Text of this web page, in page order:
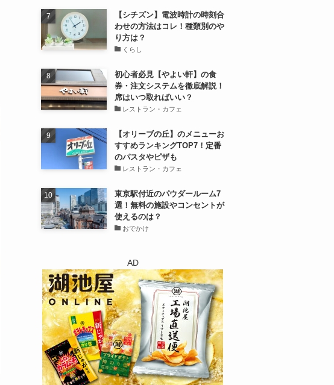
【シチズン】電波時計の時刻合
わせの方法はコレ！種類別のや
り方は？
くらし
初心者必見【やよい軒】の食
券・注文システムを徹底解説！
席はいつ取ればいい？
レストラン・カフェ
【オリーブの丘】のメニューお
すすめランキングTOP7！定番
のパスタやピザも
レストラン・カフェ
東京駅付近のパウダールーム7
選！無料の施設やコンセントが
使えるのは？
おでかけ
AD